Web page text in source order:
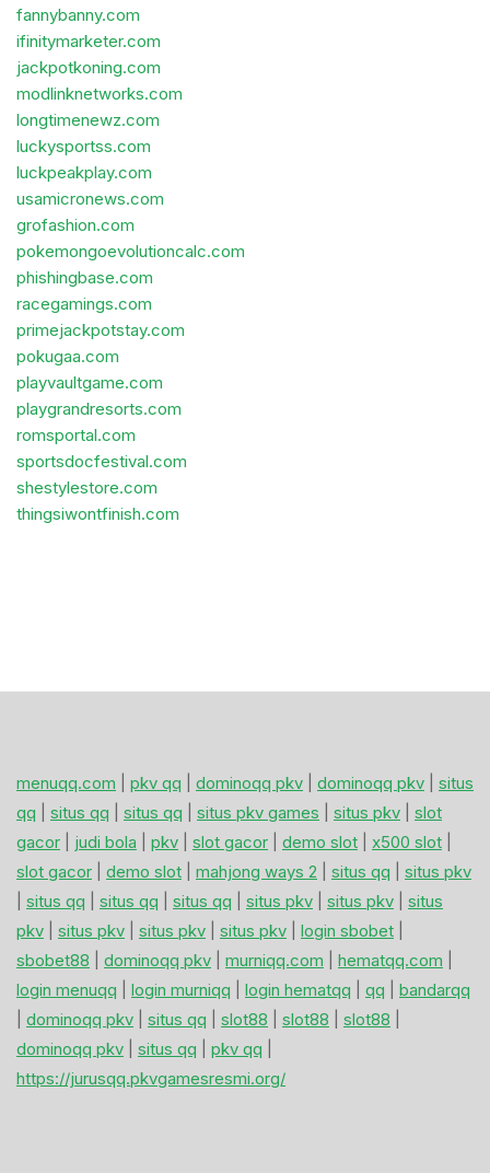
fannybanny.com
ifinitymarketer.com
jackpotkoning.com
modlinknetworks.com
longtimenewz.com
luckysportss.com
luckpeakplay.com
usamicronews.com
grofashion.com
pokemongoevolutioncalc.com
phishingbase.com
racegamings.com
primejackpotstay.com
pokugaa.com
playvaultgame.com
playgrandresorts.com
romsportal.com
sportsdocfestival.com
shestylestore.com
thingsiwontfinish.com
menuqq.com pkv qq dominoqq pkv dominoqq pkv
situs
qq
situs qq situs qq situs pkv games situs pkv
slot
gacor
judi bola pkv slot gacor demo slot x500 slot
slot gacor
demo slot mahjong ways 2 situs qq
situs pkv
situs qq situs qq situs qq situs pkv situs pkv
situs
pkv
situs pkv situs pkv situs pkv login sbobet
sbobet88
dominoqq pkv murniqq.com hematqq.com
login menuqq
login murniqq login hematqq qq
bandarqq
dominoqq pkv situs qq slot88 slot88 slot88
dominoqq pkv
situs qq pkv qq
https://jurusqq.pkvgamesresmi.org/